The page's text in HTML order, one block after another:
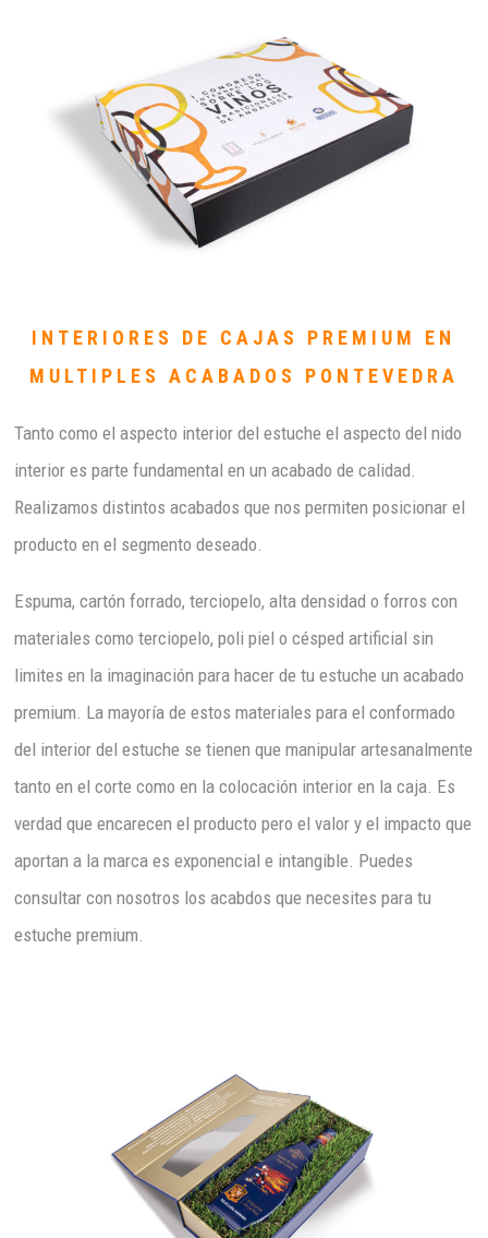
INTERIORES DE CAJAS PREMIUM EN
MULTIPLES ACABADOS PONTEVEDRA
Tanto como el aspecto interior del estuche el aspecto del nido
interior es parte fundamental en un acabado de calidad.
Realizamos distintos acabados que nos permiten posicionar el
producto en el segmento deseado.
Espuma, cartón forrado, terciopelo, alta densidad o forros con
materiales como terciopelo, poli piel o césped artificial sin
limites en la imaginación para hacer de tu estuche un acabado
premium. La mayoría de estos materiales para el conformado
del interior del estuche se tienen que manipular artesanalmente
tanto en el corte como en la colocación interior en la caja. Es
verdad que encarecen el producto pero el valor y el impacto que
aportan a la marca es exponencial e intangible. Puedes
consultar con nosotros los acabdos que necesites para tu
estuche premium.